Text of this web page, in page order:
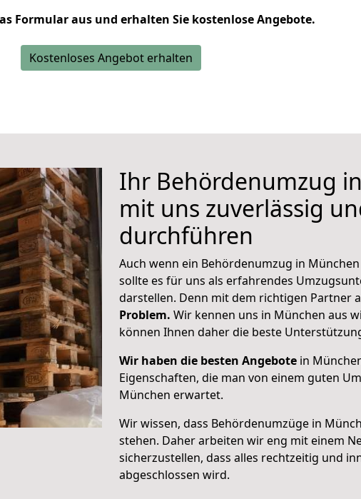
Formular aus und erhalten Sie kostenlose Angebote.
Kostenloses Angebot erhalten
Ihr Behördenumzug
mit uns zuverlässig
durchführen
Auch wenn ein Behördenumzug in
sollte es für uns als erfahrendes
darstellen. Denn mit dem richtigen Partner
Problem. Wir kennen uns in München aus
können Ihnen daher die beste
Wir haben die besten Angebote in
Eigenschaften, die man von einem guten
München erwartet.
Wir wissen, dass Behördenumzüge in
stehen. Daher arbeiten wir eng mit einem
sicherzustellen, dass alles rechtzeitig und
abgeschlossen wird.